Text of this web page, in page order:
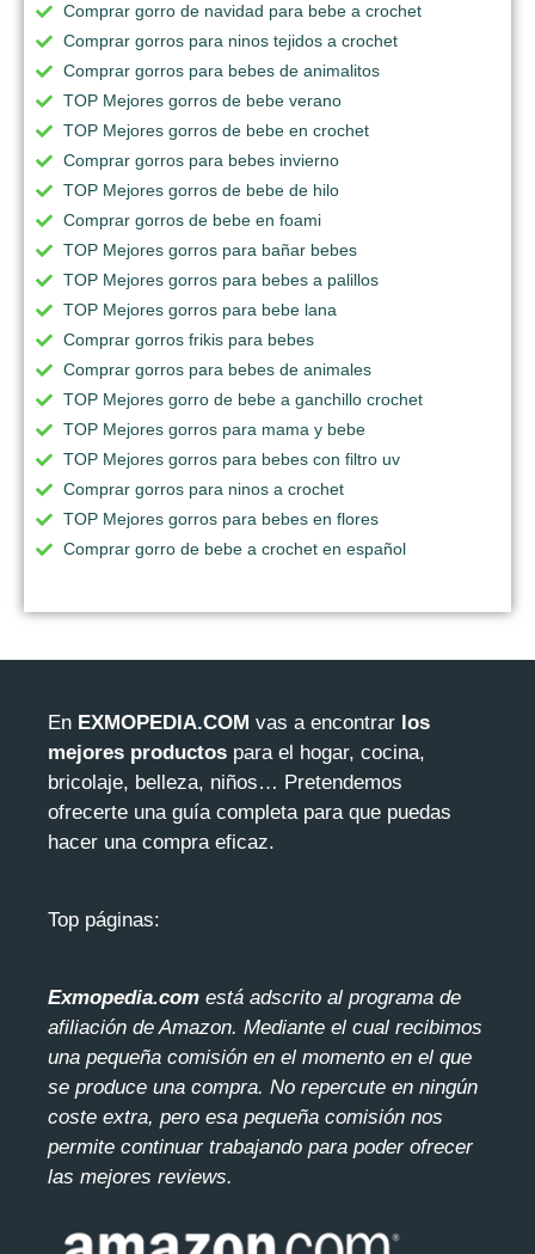
Comprar gorro de navidad para bebe a crochet
Comprar gorros para ninos tejidos a crochet
Comprar gorros para bebes de animalitos
TOP Mejores gorros de bebe verano
TOP Mejores gorros de bebe en crochet
Comprar gorros para bebes invierno
TOP Mejores gorros de bebe de hilo
Comprar gorros de bebe en foami
TOP Mejores gorros para bañar bebes
TOP Mejores gorros para bebes a palillos
TOP Mejores gorros para bebe lana
Comprar gorros frikis para bebes
Comprar gorros para bebes de animales
TOP Mejores gorro de bebe a ganchillo crochet
TOP Mejores gorros para mama y bebe
TOP Mejores gorros para bebes con filtro uv
Comprar gorros para ninos a crochet
TOP Mejores gorros para bebes en flores
Comprar gorro de bebe a crochet en español
En EXMOPEDIA.COM vas a encontrar los
mejores productos para el hogar, cocina,
bricolaje, belleza, niños… Pretendemos
ofrecerte una guía completa para que puedas
hacer una compra eficaz.
Top páginas:
Exmopedia.com está adscrito al programa de
afiliación de Amazon. Mediante el cual recibimos
una pequeña comisión en el momento en el que
se produce una compra. No repercute en ningún
coste extra, pero esa pequeña comisión nos
permite continuar trabajando para poder ofrecer
las mejores reviews.